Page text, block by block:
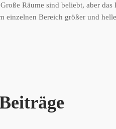
Räume sind beliebt, aber
Bereich größer und